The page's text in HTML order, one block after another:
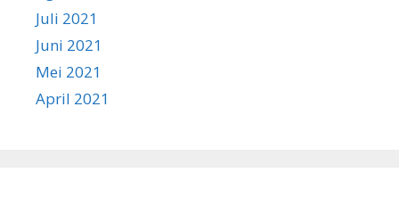
Juli 2021
Juni 2021
Mei 2021
April 2021